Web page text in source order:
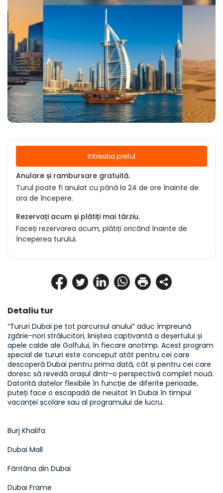
Detaliu tur
“Tururi Dubai pe tot parcursul anului” aduc împreună
zgârie-nori strălucitori, liniștea captivantă a deșertului și
apele calde ale Golfului, în fiecare anotimp. Acest program
special de tururi este conceput atât pentru cei care
descoperă Dubai pentru prima dată, cât și pentru cei care
doresc să revedă orașul dintr-o perspectivă complet nouă.
Datorită datelor flexibile în funcție de diferite perioade,
puteți face o escapadă de neuitat în Dubai în timpul
vacanței școlare sau al programului de lucru.
Burj Khalifa
Dubai Mall
Fântâna din Dubai
Dubai Frame
Intreaba pretul
Anulare și rambursare gratuită.
Turul poate fi anulat cu până la 24 de ore înainte de
ora de începere.
Rezervați acum și plătiți mai târziu.
Faceți rezervarea acum, plătiți oricând înainte de
începerea turului.